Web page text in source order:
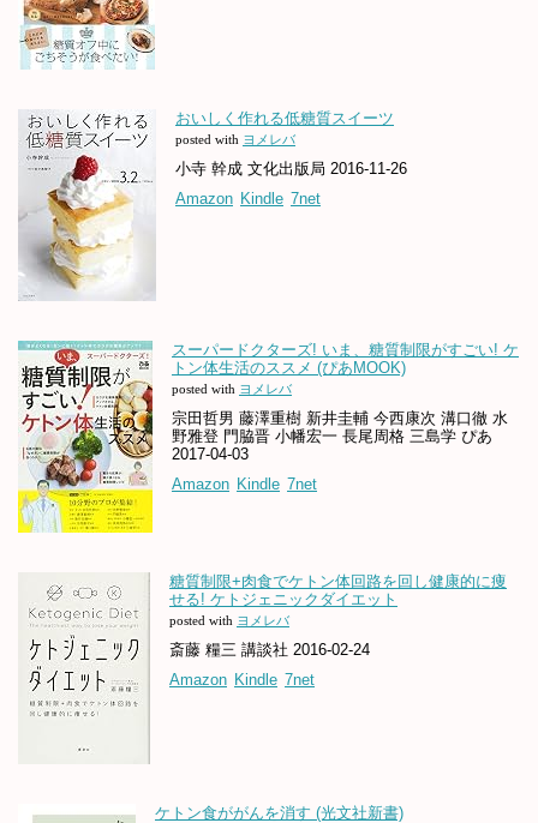
おいしく作れる低糖質スイーツ
posted with ヨメレバ
小寺 幹成 文化出版局 2016-11-26
Amazon Kindle 7net
スーパードクターズ! いま、糖質制限がすごい! ケ
トン体生活のススメ (ぴあMOOK)
posted with ヨメレバ
宗田哲男 藤澤重樹 新井圭輔 今西康次 溝口徹 水
野雅登 門脇晋 小幡宏一 長尾周格 三島学 ぴあ
2017-04-03
Amazon Kindle 7net
糖質制限+肉食でケトン体回路を回し健康的に痩
せる! ケトジェニックダイエット
posted with ヨメレバ
斎藤 糧三 講談社 2016-02-24
Amazon Kindle 7net
ケトン食ががんを消す (光文社新書)